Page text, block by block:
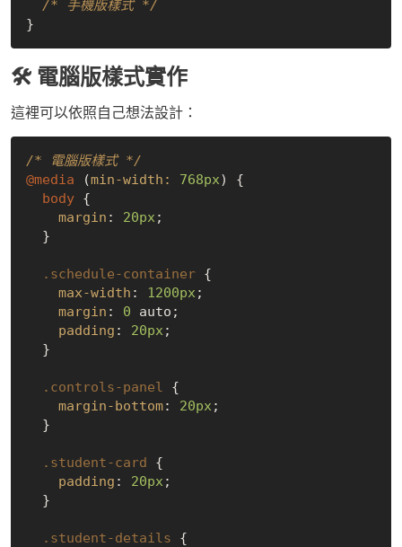
/* 手機版樣式 */
🛠️ 電腦版樣式實作
這裡可以依照自己想法設計：
/* 電腦版樣式 */
@media (min-width: 768px) {
body {
margin : 20px ;
.schedule-container {
max-width : 1200px ;
margin : 0 auto;
padding : 20px ;
.controls-panel
{
margin-bottom: 20px ;
.student-card {
padding : 20px ;
.student-details {